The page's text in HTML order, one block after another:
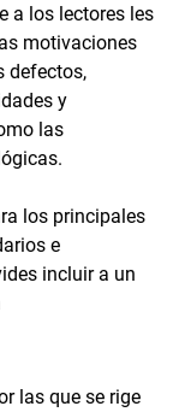
a los lectores les
motivaciones
defectos,
y
las
los principales
e
incluir a un
las que se rige